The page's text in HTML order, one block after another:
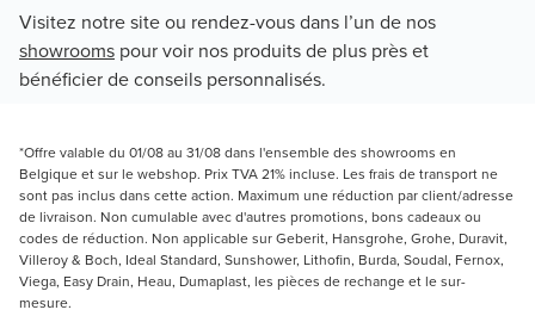
Visitez notre site ou rendez-vous dans l’un de nos
showrooms pour voir nos produits de plus près et
bénéficier de conseils personnalisés.
*Offre valable du 01/08 au 31/08 dans l'ensemble des showrooms en
Belgique et sur le webshop. Prix TVA 21% incluse. Les frais de transport ne
sont pas inclus dans cette action. Maximum une réduction par client/adresse
de livraison. Non cumulable avec d'autres promotions, bons cadeaux ou
codes de réduction. Non applicable sur Geberit, Hansgrohe, Grohe, Duravit,
Villeroy & Boch, Ideal Standard, Sunshower, Lithofin, Burda, Soudal, Fernox,
Viega, Easy Drain, Heau, Dumaplast, les pièces de rechange et le sur-
mesure.